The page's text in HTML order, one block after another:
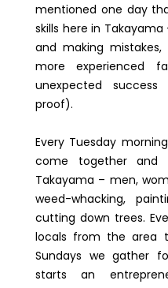
mentioned one day
skills here in
and making
more experienced
unexpected
proof).
Every Tuesday
come together
Takayama – men,
weed-whacking,
cutting down trees.
locals from the area
Sundays we gather
starts an